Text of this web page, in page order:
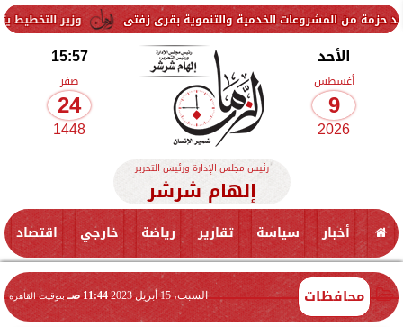
وزير التخطيط يتابع الخدمية والتنموية بقرى زفتى
الأحد
أغسطس
9
2026
15:57
صفر
24
1448
رئيس مجلس الإدارة ورئيس التحرير
إلهام شرشر
أخبار سياسة تقارير رياضة خارجي اقتصاد
محافظات السبت، 15 أبريل 2023 11:44 صـ بتوقيت القاهرة